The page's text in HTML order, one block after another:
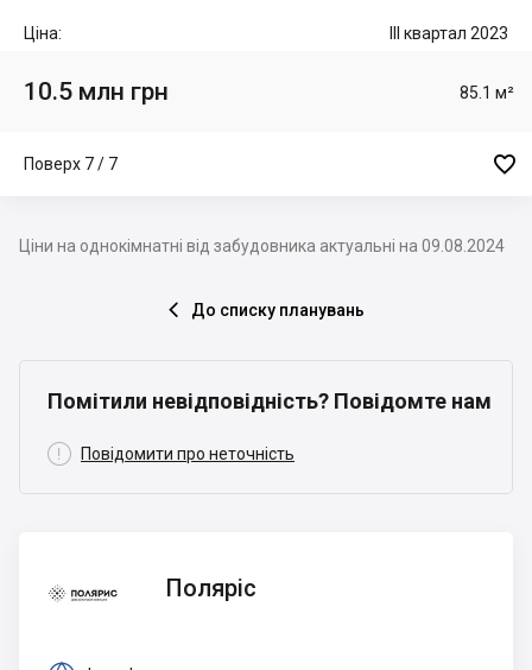
Ціна: III квартал 2023
10.5 млн грн 85.1 м²
Поверх 7 / 7 
Ціни на однокімнатні від забудовника актуальні на 09.08.2024
 До списку планувань
Помітили невідповідність? Повідомте нам
 Повідомити про неточність
Поляріс